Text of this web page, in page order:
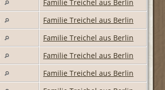
Familie Treichel aus Berlin
Familie Treichel aus Berlin
Familie Treichel aus Berlin
Familie Treichel aus Berlin
Familie Treichel aus Berlin